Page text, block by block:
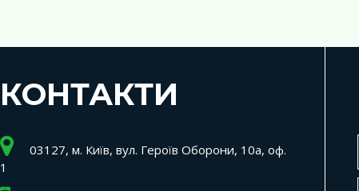
КОНТАКТИ
03127, м. Київ, вул. Героїв Оборони, 10а, оф.
1